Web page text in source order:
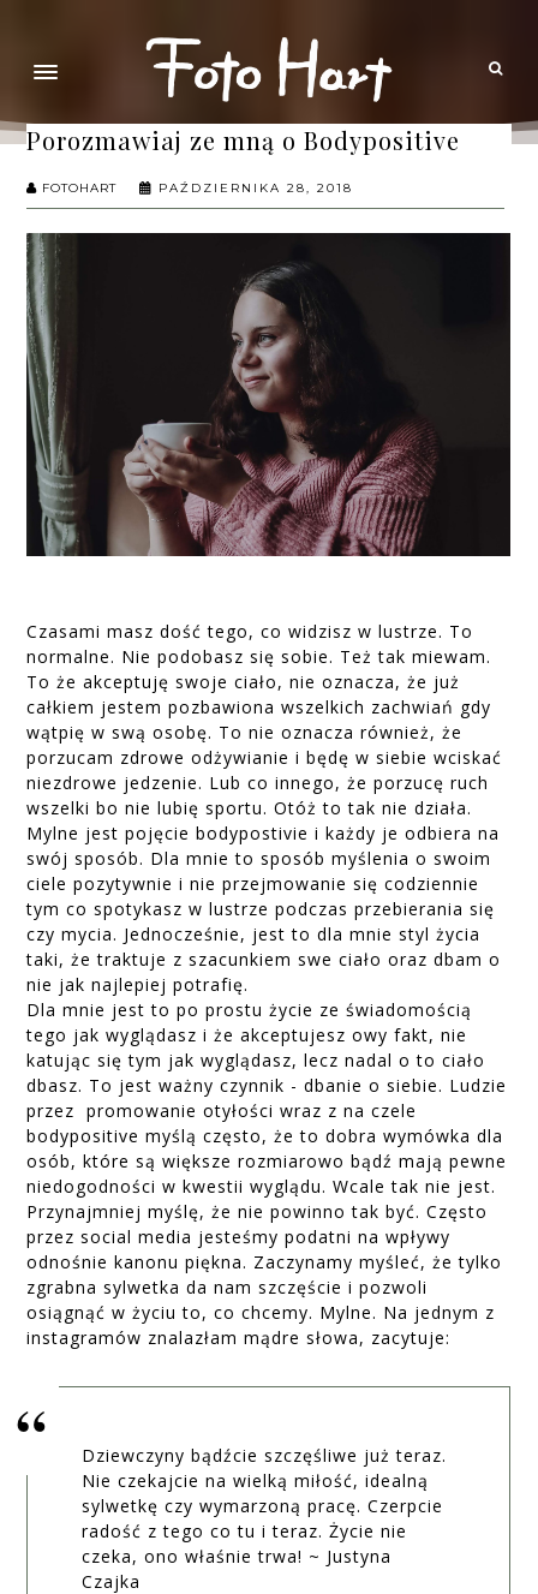
Porozmawiaj ze mną o Bodypositive
FOTOHART PAŹDZIERNIKA 28, 2018
Czasami masz dość tego, co widzisz w lustrze. To
normalne. Nie podobasz się sobie. Też tak miewam.
To że akceptuję swoje ciało, nie oznacza, że już
całkiem jestem pozbawiona wszelkich zachwiań gdy
wątpię w swą osobę. To nie oznacza również, że
porzucam zdrowe odżywianie i będę w siebie wciskać
niezdrowe jedzenie. Lub co innego, że porzucę ruch
wszelki bo nie lubię sportu. Otóż to tak nie działa.
Mylne jest pojęcie bodypostivie i każdy je odbiera na
swój sposób. Dla mnie to sposób myślenia o swoim
ciele pozytywnie i nie przejmowanie się codziennie
tym co spotykasz w lustrze podczas przebierania się
czy mycia. Jednocześnie, jest to dla mnie styl życia
taki, że traktuje z szacunkiem swe ciało oraz dbam o
nie jak najlepiej potrafię.
Dla mnie jest to po prostu życie ze świadomością
tego jak wyglądasz i że akceptujesz owy fakt, nie
katując się tym jak wyglądasz, lecz nadal o to ciało
dbasz. To jest ważny czynnik - dbanie o siebie. Ludzie
przez promowanie otyłości wraz z na czele
bodypositive myślą często, że to dobra wymówka dla
osób, które są większe rozmiarowo bądź mają pewne
niedogodności w kwestii wyglądu. Wcale tak nie jest.
Przynajmniej myślę, że nie powinno tak być. Często
przez social media jesteśmy podatni na wpływy
odnośnie kanonu piękna. Zaczynamy myśleć, że tylko
zgrabna sylwetka da nam szczęście i pozwoli
osiągnąć w życiu to, co chcemy. Mylne. Na jednym z
instagramów znalazłam mądre słowa, zacytuje:
Dziewczyny bądźcie szczęśliwe już teraz.
Nie czekajcie na wielką miłość, idealną
sylwetkę czy wymarzoną pracę. Czerpcie
radość z tego co tu i teraz. Życie nie
czeka, ono właśnie trwa! ~ Justyna
Czajka